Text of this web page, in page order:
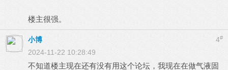
楼主很强。
4#
小博
2024-11-22 10:28:49
不知道楼主现在还有没有用这个论坛，我现在在做气液固